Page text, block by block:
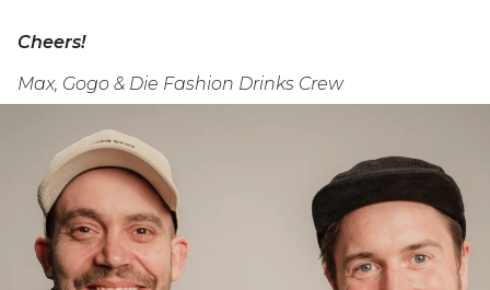
Cheers!
Max, Gogo & Die Fashion Drinks Crew